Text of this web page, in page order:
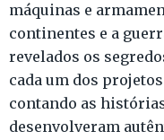
máquinas e
continentes e a
revelados os
cada um dos
contando as
desenvolveram